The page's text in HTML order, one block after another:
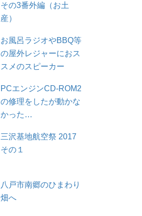
その3番外編（お土
産）
お風呂ラジオやBBQ等
の屋外レジャーにおス
スメのスピーカー
PCエンジンCD-ROM2
の修理をしたが動かな
かった…
三沢基地航空祭 2017
その１
八戸市南郷のひまわり
畑へ